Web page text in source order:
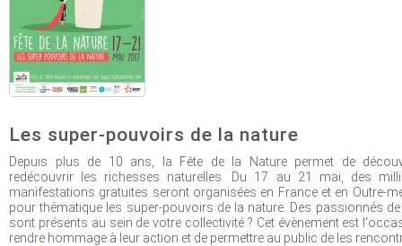
Les super-pouvoirs de la nature
Depuis plus de 10 ans, la Fête de la Nature permet de
redécouvrir les richesses naturelles. Du 17 au 21 mai, des
manifestations gratuites seront organisées en France et en Outre-
pour thématique les super-pouvoirs de la nature. Des passionnés
sont présents au sein de votre collectivité ? Cet évènement est
rendre hommage à leur action et de permettre au public de les